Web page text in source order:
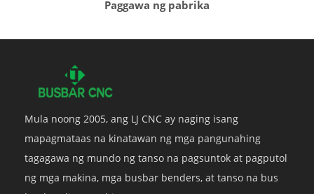
Paggawa ng pabrika
Mula noong 2005, ang LJ CNC ay naging isang
mapagmataas na kinatawan ng mga pangunahing
tagagawa ng mundo ng tanso na pagsuntok at pagputol
ng mga makina, mga busbar benders, at tanso na bus